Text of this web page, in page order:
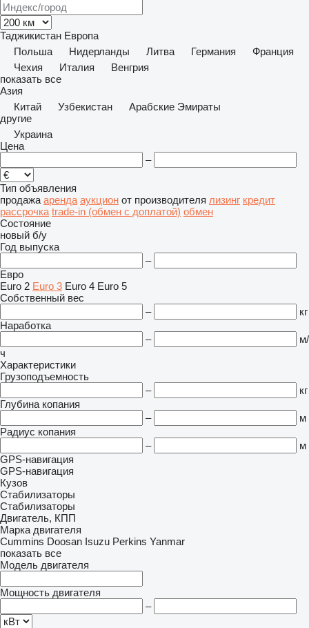
Таджикистан Европа
Польша
Нидерланды Литва Германия
Франция
Чехия
Италия
Венгрия
показать все
Азия
Китай
Узбекистан
Арабские Эмираты
другие
Украина
Цена
–
Тип объявления
продажа аренда аукцион от производителя лизинг кредит
рассрочка trade-in (обмен с доплатой) обмен
Состояние
новый б/у
Год выпуска
–
Евро
Euro 2 Euro 3 Euro 4 Euro 5
Собственный вес
–
кг
Наработка
–
м/
ч
Характеристики
Грузоподъемность
–
кг
Глубина копания
–
м
Радиус копания
–
м
GPS-навигация
GPS-навигация
Кузов
Стабилизаторы
Стабилизаторы
Двигатель, КПП
Марка двигателя
Cummins Doosan Isuzu Perkins Yanmar
показать все
Модель двигателя
Мощность двигателя
–